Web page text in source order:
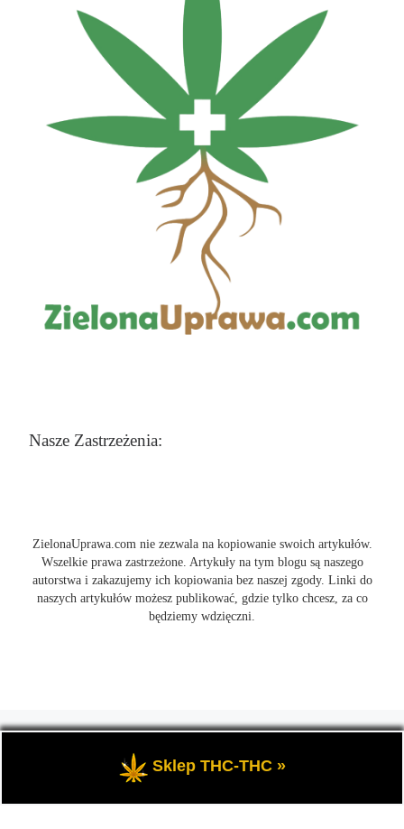
Nasze Zastrzeżenia:
ZielonaUprawa.com nie zezwala na kopiowanie swoich artykułów.
Wszelkie prawa zastrzeżone. Artykuły na tym blogu są naszego
autorstwa i zakazujemy ich kopiowania bez naszej zgody. Linki do
naszych artykułów możesz publikować, gdzie tylko chcesz, za co
będziemy wdzięczni.
wszystko o uprawie i hodowli marihunay, roślin konopi indoor
oraz outdoor.
Sklep THC-THC »